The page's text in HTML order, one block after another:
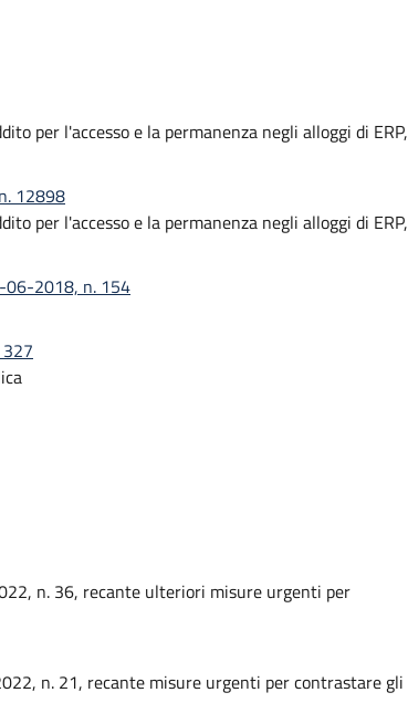
per l'accesso e la permanenza negli alloggi di ERP,
12898
per l'accesso e la permanenza negli alloggi di ERP,
06-2018, n. 154
n. 36, recante ulteriori misure urgenti per
n. 21, recante misure urgenti per contrastare gli